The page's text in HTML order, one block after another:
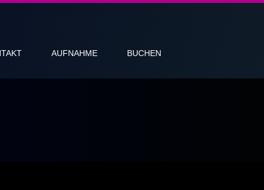
AUFNAHME BUCHEN